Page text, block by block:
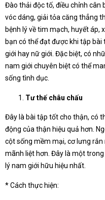
Đào thải độc tố, điều chỉnh cân
vóc dáng, giải tỏa căng thẳng
bệnh lý về tim mạch, huyết áp,
bạn có thể đạt được khi tập
giới hay nữ giới. Đặc biệt, có
nam giới chuyên biệt có thể
sống tình dục.
Tư thế châu chấu
Đây là bài tập tốt cho thận, có
động của thận hiệu quả hơn.
cột sống mềm mại, cơ lưng rắn
mãnh liệt hơn. Đây là một
lý nam giới hữu hiệu nhất.
* Cách thực hiện: